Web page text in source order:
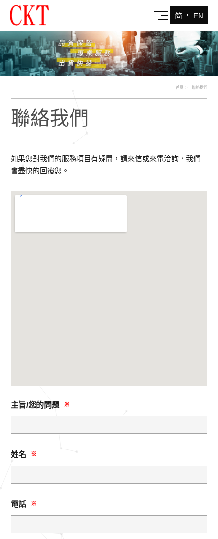
简 ‧ EN
首頁 聯絡我們
聯絡我們
如果您對我們的服務項目有疑問，請來信或來電洽詢，我們
會盡快的回覆您。
主旨/您的問題 ※
姓名 ※
電話 ※